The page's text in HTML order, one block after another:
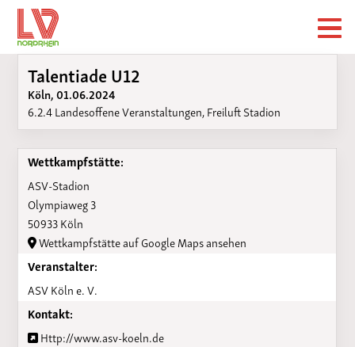
Talentiade U12
Köln, 01.06.2024
6.2.4 Landesoffene Veranstaltungen, Freiluft Stadion
Wettkampfstätte:
ASV-Stadion
Olympiaweg 3
50933 Köln
Wettkampfstätte auf Google Maps ansehen
Veranstalter:
ASV Köln e. V.
Kontakt:
Http://www.asv-koeln.de